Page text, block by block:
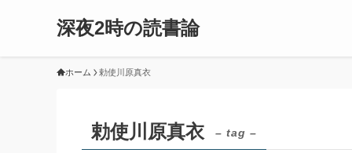
深夜2時の読書論
ホーム 勅使川原真衣
勅使川原真衣 – tag –